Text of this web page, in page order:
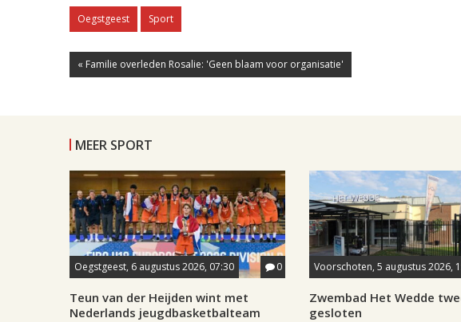
Oegstgeest Sport
« Familie overleden Rosalie: 'Geen blaam voor organisatie'
MEER SPORT
Oegstgeest, 6 augustus 2026, 07:30 0
Teun van der Heijden wint met
Nederlands jeugdbasketbalteam
Voorschoten, 5 augustus 2026,
Zwembad Het Wedde
gesloten